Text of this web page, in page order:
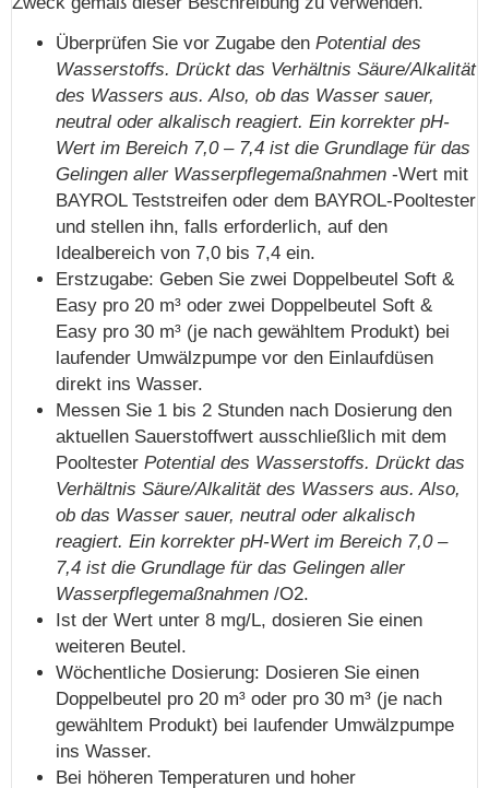
Überprüfen Sie vor Zugabe den Potential des
Wasserstoffs. Drückt das Verhältnis Säure/Alkalität
des Wassers aus. Also, ob das Wasser sauer,
neutral oder alkalisch reagiert. Ein korrekter pH-
Wert im Bereich 7,0 – 7,4 ist die Grundlage für das
Gelingen aller Wasserpflegemaßnahmen -Wert mit
BAYROL Teststreifen oder dem BAYROL-Pooltester
und stellen ihn, falls erforderlich, auf den
Idealbereich von 7,0 bis 7,4 ein.
Erstzugabe: Geben Sie zwei Doppelbeutel Soft &
Easy pro 20 m³ oder zwei Doppelbeutel Soft &
Easy pro 30 m³ (je nach gewähltem Produkt) bei
laufender Umwälzpumpe vor den Einlaufdüsen
direkt ins Wasser.
Messen Sie 1 bis 2 Stunden nach Dosierung den
aktuellen Sauerstoffwert ausschließlich mit dem
Pooltester Potential des Wasserstoffs. Drückt das
Verhältnis Säure/Alkalität des Wassers aus. Also,
ob das Wasser sauer, neutral oder alkalisch
reagiert. Ein korrekter pH-Wert im Bereich 7,0 –
7,4 ist die Grundlage für das Gelingen aller
Wasserpflegemaßnahmen /O2.
Ist der Wert unter 8 mg/L, dosieren Sie einen
weiteren Beutel.
Wöchentliche Dosierung: Dosieren Sie einen
Doppelbeutel pro 20 m³ oder pro 30 m³ (je nach
gewähltem Produkt) bei laufender Umwälzpumpe
ins Wasser.
Bei höheren Temperaturen und hoher